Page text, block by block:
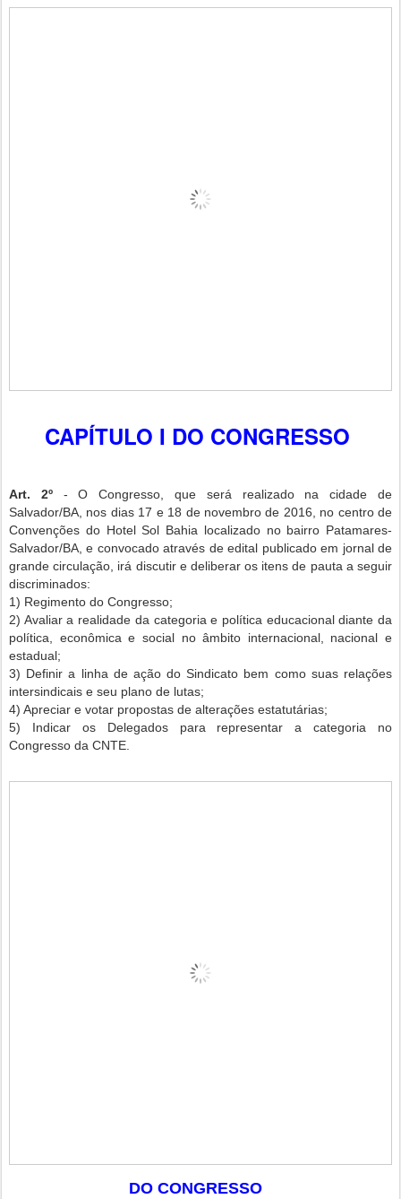
CAPÍTULO I DO CONGRESSO
Art. 2º- O Congresso, que será realizado na cidade de
Salvador/BA, nos dias 17 e 18 de novembro de 2016, no centro de
Convenções do Hotel Sol Bahia localizado no bairro Patamares-
Salvador/BA, e convocado através de edital publicado em jornal de
grande circulação, irá discutir e deliberar os itens de pauta a seguir
discriminados:
1) Regimento do Congresso;
2) Avaliar a realidade da categoria e política educacional diante da
política, econômica e social no âmbito internacional, nacional e
estadual;
3) Definir a linha de ação do Sindicato bem como suas relações
intersindicais e seu plano de lutas;
4) Apreciar e votar propostas de alterações estatutárias;
5) Indicar os Delegados para representar a categoria no
Congresso da CNTE.
DO CONGRESSO